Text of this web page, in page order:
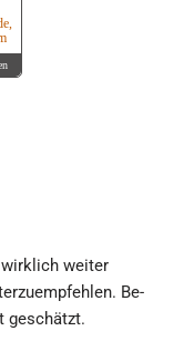
weiter
Be­
geschätzt.